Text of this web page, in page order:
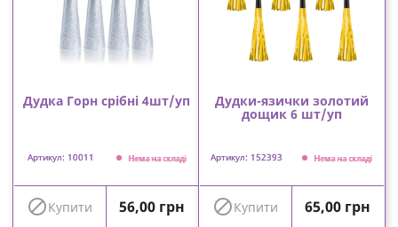
Дудка Горн срібні 4шт/уп
Артикул: 10011 Нема на складі
Купити Ціна
56,00 грн
Дудки-язички золотий
дощик 6 шт/уп
Артикул: 152393 Нема на складі
Купити Ціна
65,00 грн